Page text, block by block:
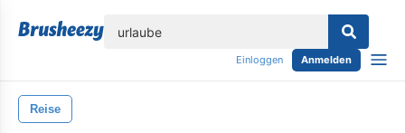
Einloggen Anmelden
Reise